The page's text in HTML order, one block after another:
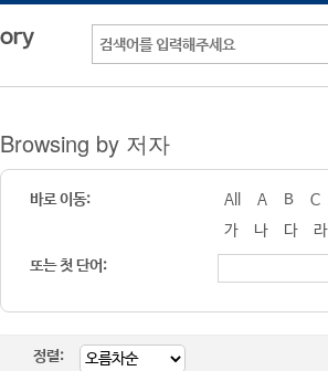
Browsing by 저자
바로 이동: All A B C
가
나 다 라
또는 첫 단어:
정렬: